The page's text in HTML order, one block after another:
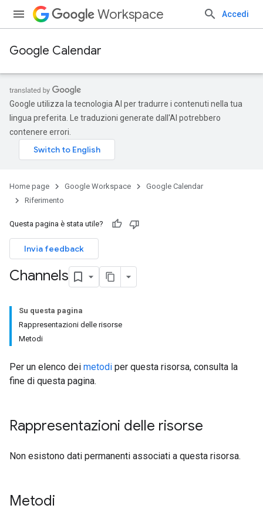
Workspace Accedi
Google Calendar
Google utilizza la tecnologia AI per tradurre i contenuti nella tua
lingua preferita. Le traduzioni generate dall'AI potrebbero
contenere errori.
Home page Google Workspace
Google Calendar
Riferimento
Questa pagina è stata utile?
Invia feedback
Channels
Su questa pagina
Rappresentazioni delle risorse
Metodi
Per un elenco dei metodi per questa risorsa, consulta la
fine di questa pagina.
Rappresentazioni delle risorse
Non esistono dati permanenti associati a questa risorsa.
Metodi